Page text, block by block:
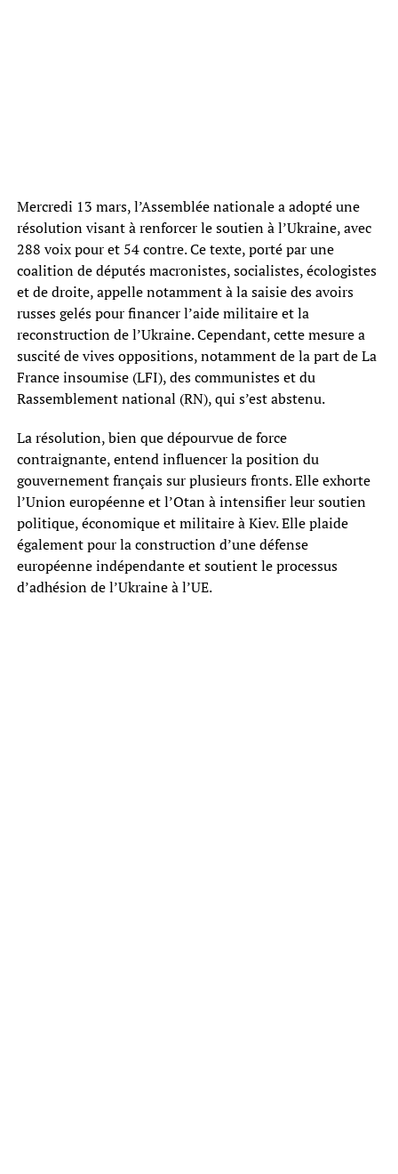
Mercredi 13 mars, l’Assemblée nationale a adopté une
résolution visant à renforcer le soutien à l’Ukraine, avec
288 voix pour et 54 contre. Ce texte, porté par une
coalition de députés macronistes, socialistes, écologistes
et de droite, appelle notamment à la saisie des avoirs
russes gelés pour financer l’aide militaire et la
reconstruction de l’Ukraine. Cependant, cette mesure a
suscité de vives oppositions, notamment de la part de La
France insoumise (LFI), des communistes et du
Rassemblement national (RN), qui s’est abstenu.
La résolution, bien que dépourvue de force
contraignante, entend influencer la position du
gouvernement français sur plusieurs fronts. Elle exhorte
l’Union européenne et l’Otan à intensifier leur soutien
politique, économique et militaire à Kiev. Elle plaide
également pour la construction d’une défense
européenne indépendante et soutient le processus
d’adhésion de l’Ukraine à l’UE.